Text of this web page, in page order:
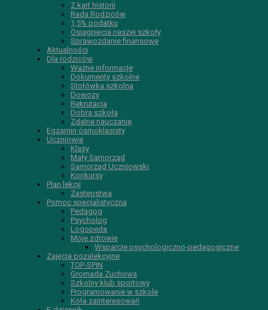
Z kart historii
Rada Rodziców
1,5% podatku
Osiągnięcia naszej szkoły
Sprawozdanie finansowe
Aktualności
Dla rodziców
Ważne informacje
Dokumenty szkolne
Stołówka szkolna
Dowozy
Rekrutacja
Dobra szkoła
Zdalne nauczanie
Egzamin ósmoklasisty
Uczniowie
Klasy
Mały Samorząd
Samorząd Uczniowski
Konkursy
Plan lekcji
Zastępstwa
Pomoc specjalistyczna
Pedagog
Psycholog
Logopeda
Moje zdrowie
Wsparcie psychologiczno-pedagogiczne
Zajęcia pozalekcyjne
TOP-SPIN
Gromada Zuchowa
Szkolny klub sportowy
Programowanie w szkole
Koła zainteresowań